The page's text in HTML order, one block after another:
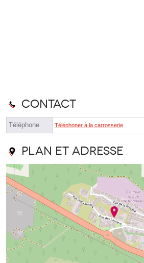
Contact
Téléphone Téléphoner à la carrosserie
Plan et adresse